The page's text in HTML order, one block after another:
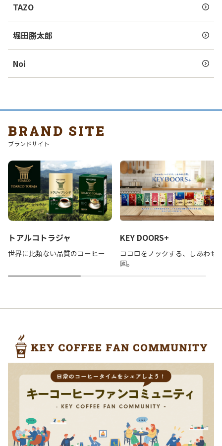
TAZO
堀田勝太郎
Noi
BRAND SITE
ブランドサイト
トアルコトラジャ
世界に比類ない品質のコーヒー
KEY DOORS+
ココロをノックする、しあわせ
図。